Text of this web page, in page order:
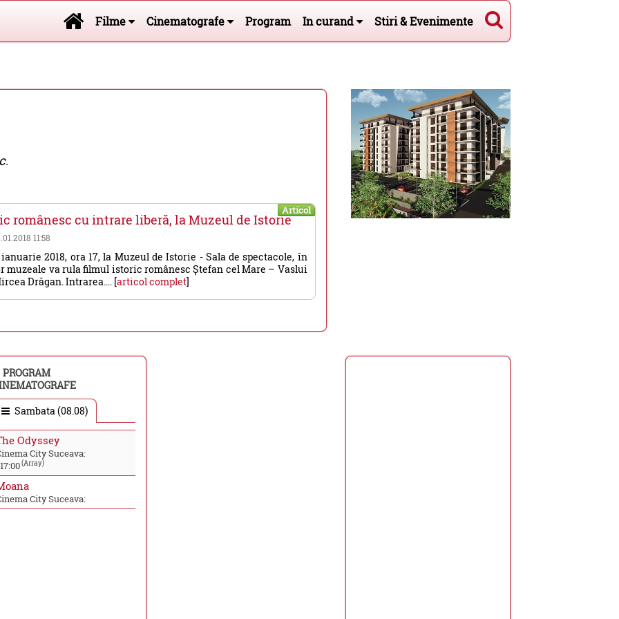
Filme Cinematografe Program In curand Stiri & Evenimente
.
Articol
românesc cu intrare liberă, la Muzeul de Istorie
11:58
2018, ora 17, la Muzeul de Istorie - Sala de spectacole, în
muzeale va rula filmul istoric românesc Ștefan cel Mare – Vaslui
Drăgan. Intrarea.... [articol complet]
PROGRAM
Sambata (08.08)
Odyssey
City Suceava:
17:00(Array)
City Suceava: